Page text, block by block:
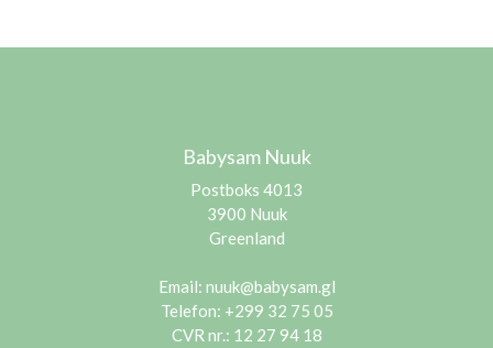
Babysam Nuuk
Postboks 4013
3900 Nuuk
Greenland
Email: nuuk@babysam.gl
Telefon: +299 32 75 05
CVR nr.: 12 27 94 18